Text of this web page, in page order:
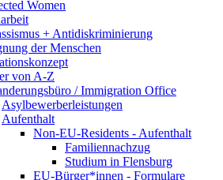
Women
+ Antidiskriminierung
der Menschen
von A-Z
/ Immigration Office
Asylbewerberleistungen
Aufenthalt
Non-EU-Residents - Aufenthalt
Familiennachzug
Studium in Flensburg
EU-Bürger*innen - Formulare